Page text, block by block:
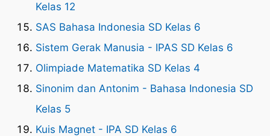
Kelas 12
SAS Bahasa Indonesia SD Kelas 6
Sistem Gerak Manusia - IPAS SD Kelas 6
Olimpiade Matematika SD Kelas 4
Sinonim dan Antonim - Bahasa Indonesia SD
Kelas 5
Kuis Magnet - IPA SD Kelas 6